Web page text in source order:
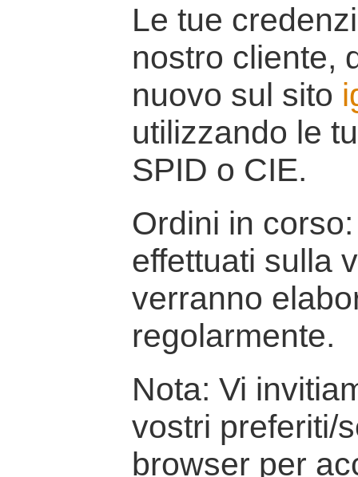
Le tue
nostro cliente,
nuovo sul sito
utilizzando le
SPID o CIE.
Ordini in
effettuati sulla
verranno
regolarmente.
Nota: Vi
vostri preferiti/
browser per